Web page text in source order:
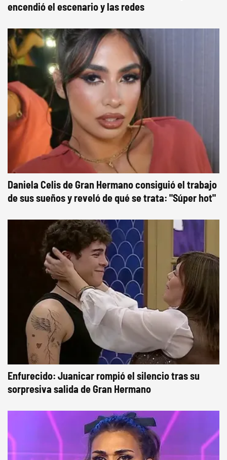
encendió el escenario y las redes
Daniela Celis de Gran Hermano consiguió el trabajo
de sus sueños y reveló de qué se trata: "Súper hot"
Enfurecido: Juanicar rompió el silencio tras su
sorpresiva salida de Gran Hermano